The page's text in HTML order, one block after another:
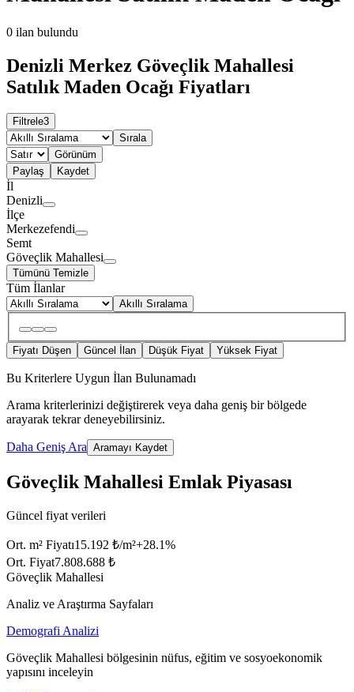
0 ilan bulundu
Denizli Merkez Göveçlik Mahallesi
Satılık Maden Ocağı Fiyatları
Filtrele3
Sırala
Görünüm
Paylaş
Kaydet
İl
Denizli
İlçe
Merkezefendi
Semt
Göveçlik Mahallesi
Tümünü Temizle
Tüm İlanlar
Akıllı Sıralama
Fiyatı Düşen Güncel İlan Düşük Fiyat Yüksek Fiyat
Bu Kriterlere Uygun İlan Bulunamadı
Arama kriterlerinizi değiştirerek veya daha geniş bir bölgede
arayarak tekrar deneyebilirsiniz.
Daha Geniş Ara Aramayı Kaydet
Göveçlik Mahallesi Emlak Piyasası
Güncel fiyat verileri
Ort. m² Fiyatı15.192 ₺/m²+28.1%
Ort. Fiyat7.808.688 ₺
Göveçlik Mahallesi
Analiz ve Araştırma Sayfaları
Demografi Analizi
Göveçlik Mahallesi bölgesinin nüfus, eğitim ve sosyoekonomik
yapısını inceleyin